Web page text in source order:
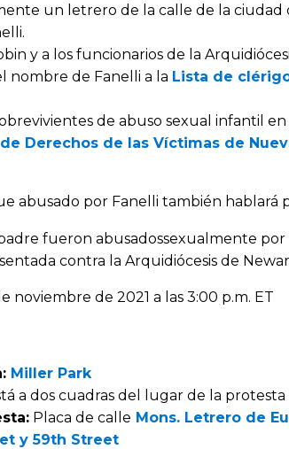
un letrero de la calle de la
y a los funcionarios de la
nombre de Fanelli a la Lista de
de abuso sexual infantil
Derechos de las Víctimas de
abusado por Fanelli también hablará
fueron abusadossexualmente por
contra la Arquidiócesis de
noviembre de 2021 a las 3:00 p.m. ET
Miller Park
a dos cuadras del lugar de la protesta
Placa de calle Mons. Letrero de
y 59th Street